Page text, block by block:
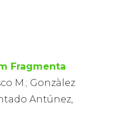
Fragmenta
M.; Gonzàlez
Antúnez,